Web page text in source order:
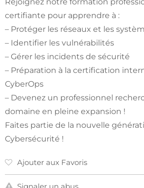
certifiante pour apprendre à :
– Protéger les réseaux et les
– Identifier les vulnérabilités
– Gérer les incidents de sécurité
– Préparation à la certification
CyberOps
– Devenez un professionnel
domaine en pleine expansion !
Faites partie de la nouvelle
Cybersécurité !
Ajouter aux Favoris